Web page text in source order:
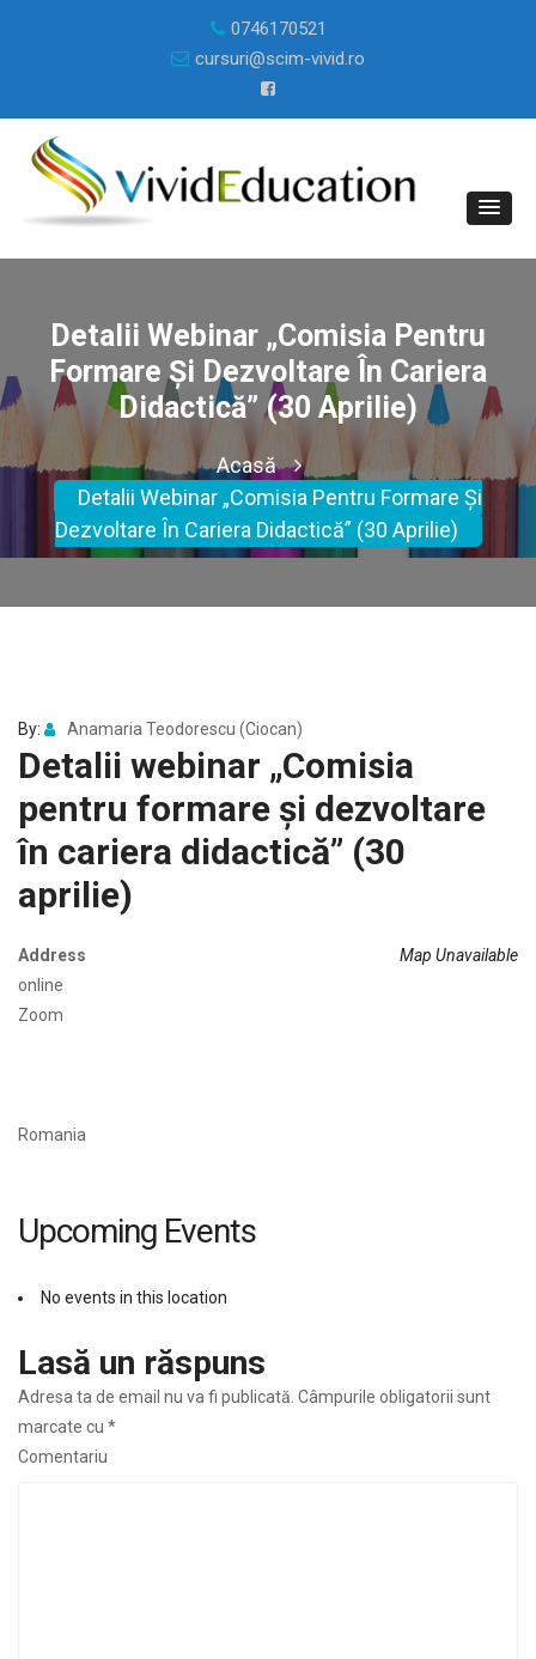
0746170521
cursuri@scim-vivid.ro
Detalii Webinar „Comisia Pentru
Formare Și Dezvoltare În Cariera
Didactică” (30 Aprilie)
Acasă
Detalii Webinar „Comisia Pentru Formare Și
Dezvoltare În Cariera Didactică” (30 Aprilie)
By: Anamaria Teodorescu (Ciocan)
Detalii webinar „Comisia
pentru formare și dezvoltare
în cariera didactică” (30
aprilie)
Map Unavailable
Address
online
Zoom
Romania
Upcoming Events
No events in this location
Lasă un răspuns
Adresa ta de email nu va fi publicată. Câmpurile obligatorii sunt
marcate cu *
Comentariu